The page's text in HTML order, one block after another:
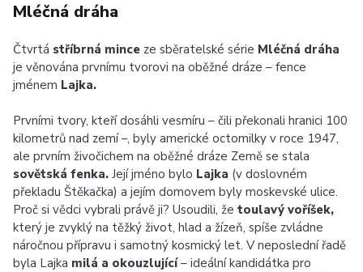
Mléčná dráha
Čtvrtá stříbrná mince ze sběratelské série Mléčná dráha
je věnována prvnímu tvorovi na oběžné dráze – fence
jménem Lajka.
Prvními tvory, kteří dosáhli vesmíru – čili překonali hranici 100
kilometrů nad zemí –, byly americké octomilky v roce 1947,
ale prvním živočichem na oběžné dráze Země se stala
sovětská fenka. Její jméno bylo Lajka (v doslovném
překladu Štěkačka) a jejím domovem byly moskevské ulice.
Proč si vědci vybrali právě ji? Usoudili, že toulavý voříšek,
který je zvyklý na těžký život, hlad a žízeň, spíše zvládne
náročnou přípravu i samotný kosmický let. V neposlední řadě
byla Lajka milá a okouzlující– ideální kandidátka pro